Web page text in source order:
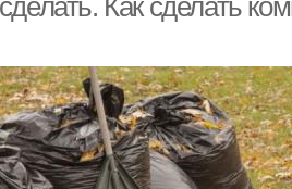
Как сделать